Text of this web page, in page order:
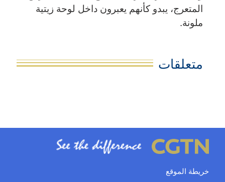
المتعرج، يبدو كأنهم يعبرون داخل لوحة زيتية
ملونة.
متعلقات
خريطة الموقع